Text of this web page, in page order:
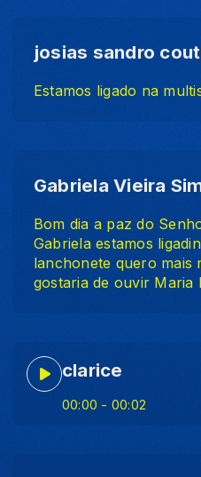
josias sandro
Estamos ligado na
Gabriela Vieira
Bom dia a paz do
Gabriela estamos
lanchonete quero mais
gostaria de ouvir Maria
clarice
00:00 - 00:02